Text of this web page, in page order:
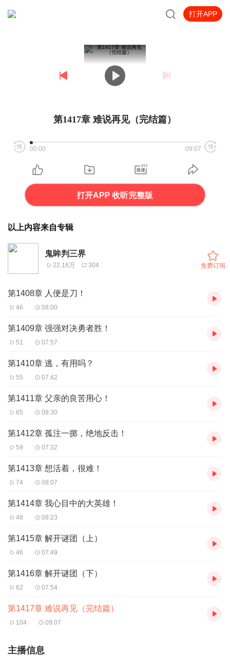
打开APP
第1417章 难说再见（完结篇）
00:00 09:07
打开APP 收听完整版
以上内容来自专辑
鬼眸判三界
22.16万 304 免费订阅
第1408章 人便是刀！
46 08:00
第1409章 强强对决勇者胜！
51 07:57
第1410章 逃，有用吗？
55 07:42
第1411章 父亲的良苦用心！
65 08:30
第1412章 孤注一掷，绝地反击！
59 07:32
第1413章 想活着，很难！
74 08:07
第1414章 我心目中的大英雄！
48 08:23
第1415章 解开谜团（上）
46 07:49
第1416章 解开谜团（下）
62 07:54
第1417章 难说再见（完结篇）
104 09:07
主播信息